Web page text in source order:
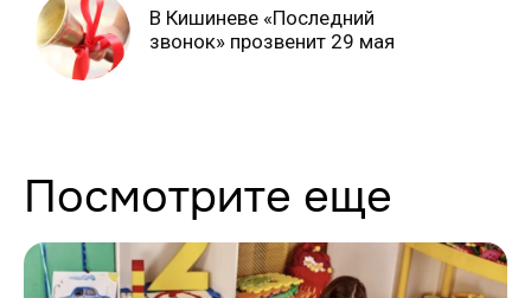
В Кишиневе «Последний
звонок» прозвенит 29 мая
Посмотрите еще